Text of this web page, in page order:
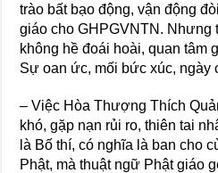
trào bất bạo động, vận động
giáo cho GHPGVNTN. Nhưng
không hề đoái hoài, quan tâm
Sự oan ức, mối bức xúc,
– Việc Hòa Thượng Thích
khó, gặp nạn rủi ro, thiên tai
là Bố thí, có nghĩa là ban cho
Phật, mà thuật ngữ Phật giáo